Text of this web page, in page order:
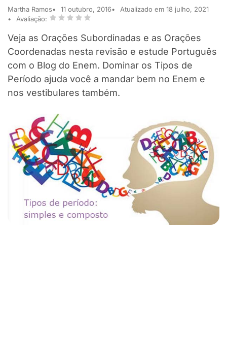
Martha Ramos 11 outubro, 2016
Atualizado em 18 julho, 2021
Avaliação:
Veja as Orações Subordinadas e as Orações
Coordenadas nesta revisão e estude Português
com o Blog do Enem. Dominar os Tipos de
Período ajuda você a mandar bem no Enem e
nos vestibulares também.